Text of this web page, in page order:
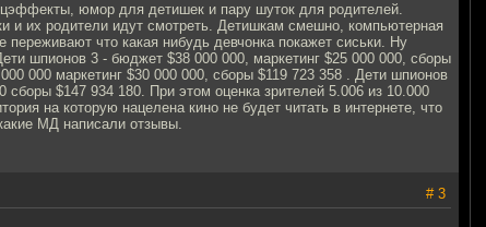
юмор для детишек и пару шуток для родителей.
и их родители идут смотреть. Детишкам смешно, компьютерная
что какая нибудь девчонка покажет сиськи. Ну
шпионов 3 - бюджет $38 000 000, маркетинг $25 000 000, сборы
000 маркетинг $30 000 000, сборы $119 723 358 . Дети шпионов
сборы $147 934 180. При этом оценка зрителей 5.006 из 10.000
на которую нацелена кино не будет читать в интернете, что
МД написали отзывы.
# 3